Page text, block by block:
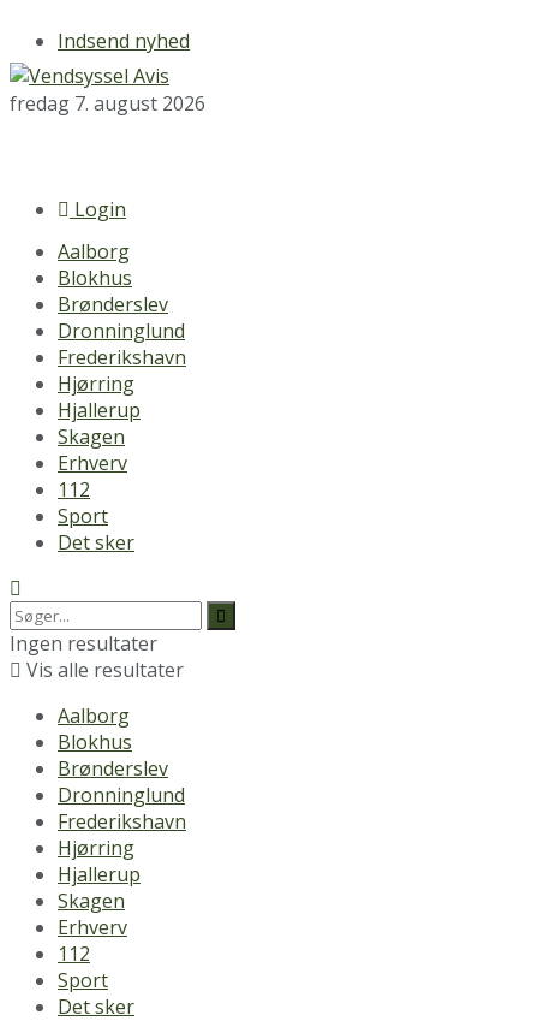
Indsend nyhed
fredag 7. august 2026
Login
Aalborg
Blokhus
Brønderslev
Dronninglund
Frederikshavn
Hjørring
Hjallerup
Skagen
Erhverv
112
Sport
Det sker
Ingen resultater
Vis alle resultater
Aalborg
Blokhus
Brønderslev
Dronninglund
Frederikshavn
Hjørring
Hjallerup
Skagen
Erhverv
112
Sport
Det sker